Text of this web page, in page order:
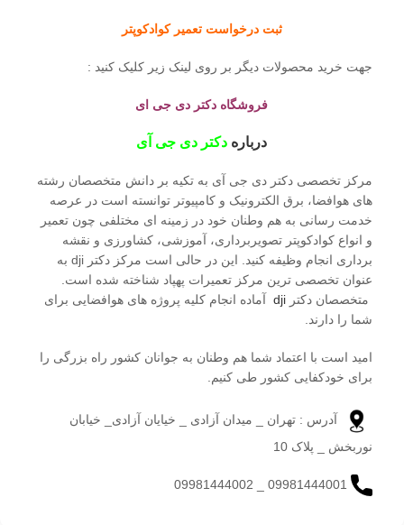
ثبت درخواست تعمیر کوادکوپتر
جهت خرید محصولات دیگر بر روی لینک زیر کلیک کنید :
فروشگاه دکتر دی جی ای
درباره دکتر دی جی آی
مرکز تخصصی دکتر دی جی آی به تکیه بر دانش متخصصان رشته
های هوافضا، برق الکترونیک و کامپیوتر توانسته است در عرصه
خدمت رسانی به هم وطنان خود در زمینه ای مختلفی چون تعمیر
و انواع کوادکوپتر تصویربرداری، آموزشی، کشاورزی و نقشه
برداری انجام وظیفه کنید. این در حالی است مرکز دکتر dji به
عنوان تخصصی ترین مرکز تعمیرات پهپاد شناخته شده است.
متخصصان دکتر dji
آماده انجام کلیه پروژه های هوافضایی برای
شما را دارند.
امید است با اعتماد شما هم وطنان به جوانان کشور راه بزرگی را
برای خودکفایی کشور طی کنیم.
آدرس : تهران _ میدان آزادی _ خیایان آزادی_ خیابان
نوربخش _ پلاک 10